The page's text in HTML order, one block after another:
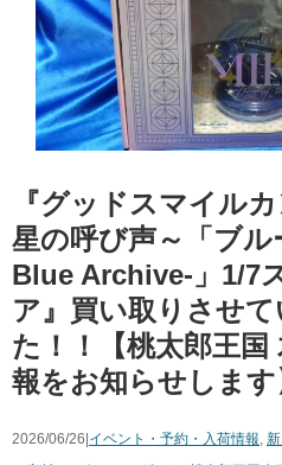
『グッドスマイル
星の呼び声～「ブ
Blue Archive-」1/7
ア』買い取りさせ
た！！【桃太郎王国
報をお知らせします
2026/06/26| イベント・予約・入荷情報,